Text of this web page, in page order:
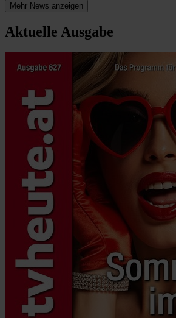
Mehr News anzeigen
Aktuelle Ausgabe